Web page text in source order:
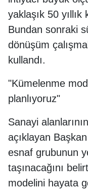
yaklaşık 50 yıllık
Bundan sonraki
dönüşüm
kullandı.
"Kümelenme
planlıyoruz"
Sanayi
açıklayan
esnaf grubunun
taşınacağını
modelini hayata